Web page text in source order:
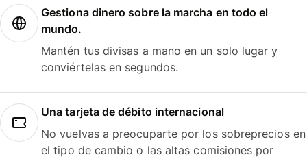
Gestiona dinero sobre la marcha en todo el
mundo.
Mantén tus divisas a mano en un solo lugar y
conviértelas en segundos.
Una tarjeta de débito internacional
No vuelvas a preocuparte por los sobreprecios en
el tipo de cambio o las altas comisiones por